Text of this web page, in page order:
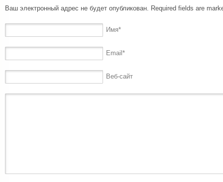
Ваш электронный адрес не будет опубликован. Required fields are
Имя*
Email *
Веб-сайт